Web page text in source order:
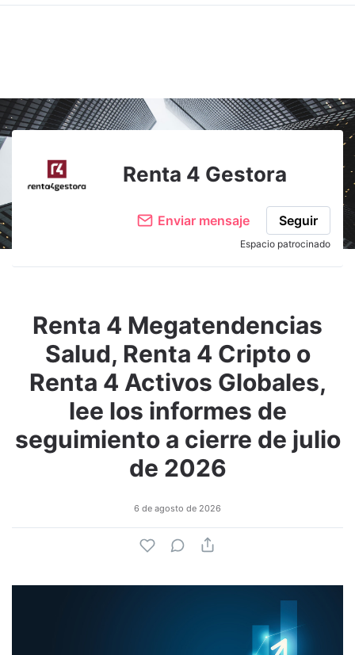
Adjuntar imagen Comentar
Renta 4 Gestora
Enviar mensaje Seguir
Espacio patrocinado
Renta 4 Megatendencias
Salud, Renta 4 Cripto o
Renta 4 Activos Globales,
lee los informes de
seguimiento a cierre de julio
de 2026
6 de agosto de 2026